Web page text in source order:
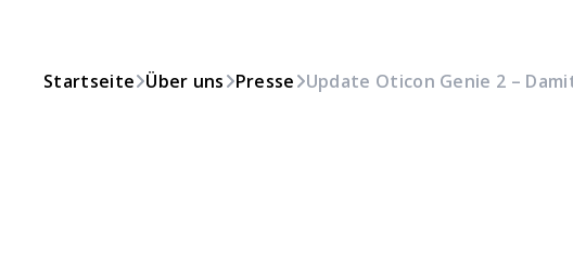
Startseite Über uns Presse Update Oticon Genie 2 –